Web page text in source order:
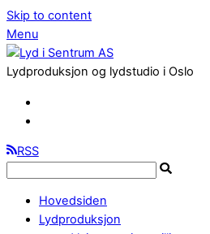
Skip to content
Menu
Lydproduksjon og lydstudio i Oslo
RSS
Hovedsiden
Lydproduksjon